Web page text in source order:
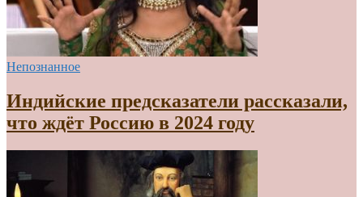
Непознанное
Индийские предсказатели рассказали,
что ждёт Россию в 2024 году